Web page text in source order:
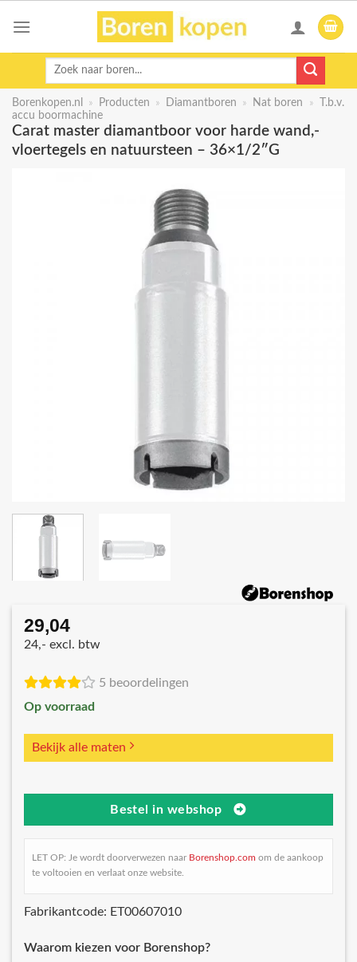
Zoeken
Borenkopen.nl » Producten » Diamantboren » Nat boren »
T.b.v.
accu boormachine
Carat master diamantboor voor harde wand,-
vloertegels en natuursteen – 36×1/2″G
29,04
24,- excl. btw
5 beoordelingen
Op voorraad
Bekijk alle maten
Bestel in webshop
LET OP: Je wordt doorverwezen naar Borenshop.com om de aankoop
te voltooien en verlaat onze website.
Fabrikantcode: ET00607010
Waarom kiezen voor Borenshop?